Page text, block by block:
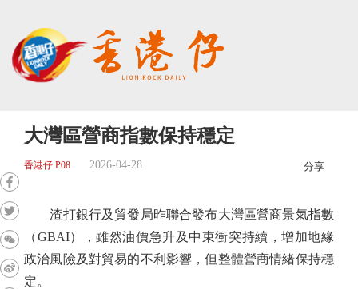
大灣區營商指數保持穩定
香港仔 P08 2026-04-28 分享
渣打銀行及貿發局昨聯合發布大灣區營商景氣指數
（GBAI），雖然油價急升及中東衝突持續，增加地緣
政治風險及對貿易的不利影響，但整體營商情緒保持穩
定。